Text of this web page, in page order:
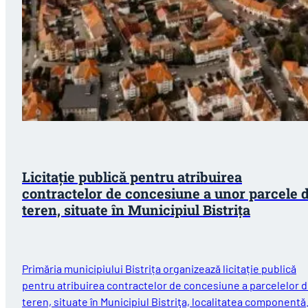
Licitație publică pentru atribuirea
contractelor de concesiune a unor parcele
teren, situate în Municipiul Bistriţa
Primăria municipiului Bistrița organizează licitație publică
pentru atribuirea contractelor de concesiune a parcelelor
teren, situate în Municipiul Bistriţa, localitatea componentă